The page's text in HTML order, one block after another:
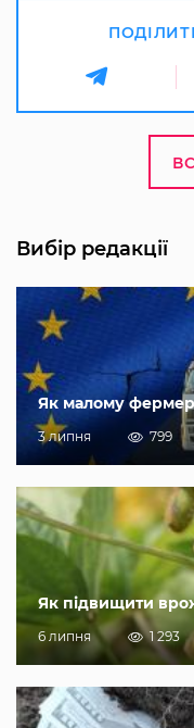
Вибір редакції
Як малому
3 липня 799
Як підвищити
6 липня 1 293